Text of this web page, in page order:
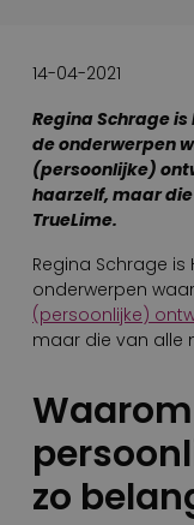
14-04-2021
Regina Schrage
de onderwerpen
(persoonlijke)
haarzelf, maar
TrueLime.
Regina Schrage is
onderwerpen
(persoonlijke)
maar die van alle
zo